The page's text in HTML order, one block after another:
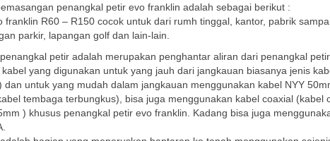
penangkal petir evo franklin adalah sebagai berikut :
franklin R60 – R150 cocok untuk dari rumh tinggal, kantor, pabrik
parkir, lapangan golf dan lain-lain.
petir adalah merupakan penghantar aliran dari penangkal
yang digunakan untuk yang jauh dari jangkauan biasanya jenis
untuk yang mudah dalam jangkauan menggunakan kabel NYY
tembaga terbungkus), bisa juga menggunakan kabel coaxial (kabel
) khusus penangkal petir evo franklin. Kadang bisa juga